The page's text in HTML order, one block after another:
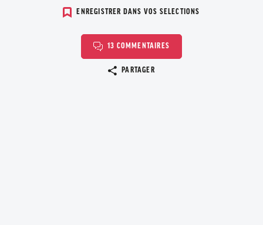
ENREGISTRER DANS VOS SELECTIONS
13 COMMENTAIRES
PARTAGER